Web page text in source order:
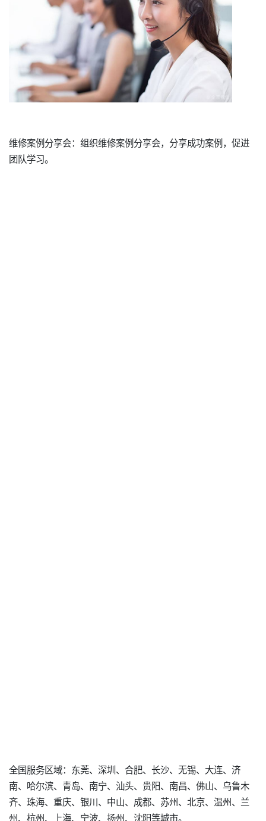
维修案例分享会：组织维修案例分享会，分享成功案例，促进
团队学习。
全国服务区域：东莞、深圳、合肥、长沙、无锡、大连、济
南、哈尔滨、青岛、南宁、汕头、贵阳、南昌、佛山、乌鲁木
齐、珠海、重庆、银川、中山、成都、苏州、北京、温州、兰
州、杭州、上海、宁波、扬州、沈阳等城市。